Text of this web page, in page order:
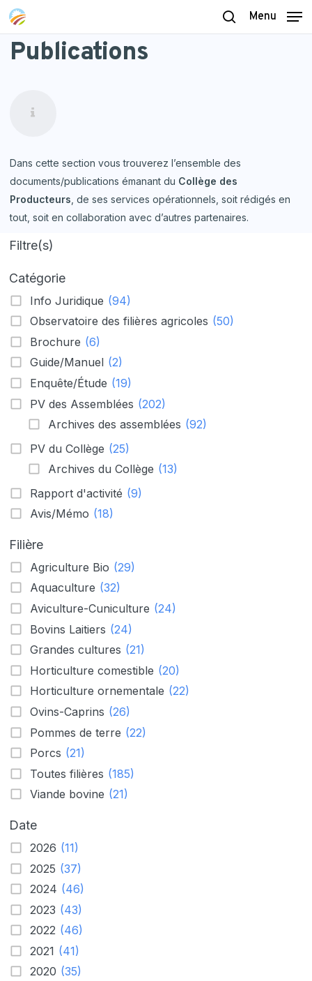
Skip
main
content
search
Menu
Publications
Dans cette section vous trouverez l’ensemble des
documents/publications émanant du Collège des
Producteurs , de ses services opérationnels, soit rédigés en
tout, soit en collaboration avec d’autres partenaires.
Filtre(s)
Catégorie
Info Juridique (94)
Observatoire des filières agricoles (50)
Brochure (6)
Guide/Manuel (2)
Enquête/Étude (19)
PV des Assemblées (202)
Archives des assemblées (92)
PV du Collège (25)
Archives du Collège (13)
Rapport d'activité (9)
Avis/Mémo (18)
Filière
Agriculture Bio (29)
Aquaculture (32)
Aviculture-Cuniculture (24)
Bovins Laitiers (24)
Grandes cultures (21)
Horticulture comestible (20)
Horticulture ornementale (22)
Ovins-Caprins (26)
Pommes de terre (22)
Porcs (21)
Toutes filières (185)
Viande bovine (21)
Date
2026 (11)
2025 (37)
2024 (46)
2023 (43)
2022 (46)
2021 (41)
2020 (35)